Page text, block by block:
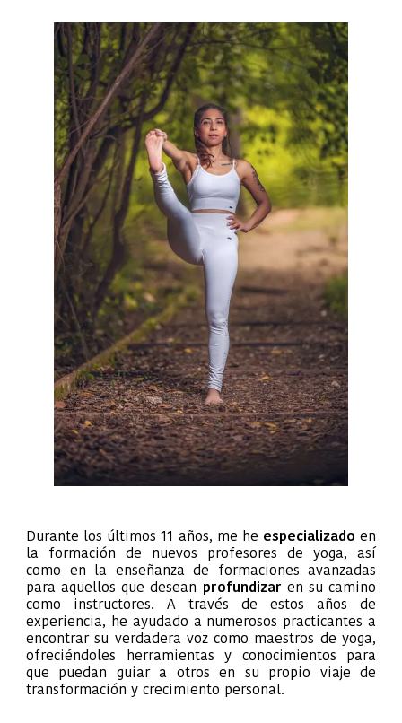
Durante los últimos 11 años, me he especializado en
la formación de nuevos profesores de yoga, así
como en la enseñanza de formaciones avanzadas
para aquellos que desean profundizar en su camino
como instructores. A través de estos años de
experiencia, he ayudado a numerosos practicantes a
encontrar su verdadera voz como maestros de yoga,
ofreciéndoles herramientas y conocimientos para
que puedan guiar a otros en su propio viaje de
transformación y crecimiento personal.